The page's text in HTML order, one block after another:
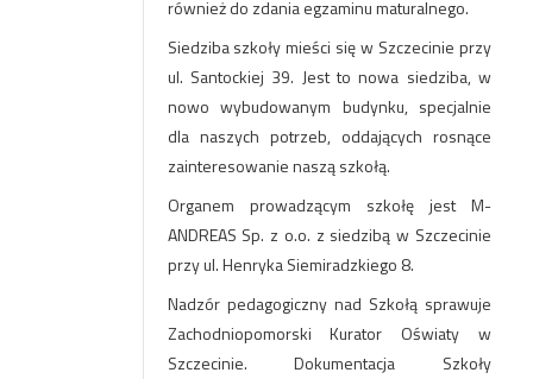
również do zdania egzaminu maturalnego.
Siedziba szkoły mieści się w Szczecinie przy
ul. Santockiej 39. Jest to nowa siedziba, w
nowo wybudowanym budynku, specjalnie
dla naszych potrzeb, oddających rosnące
zainteresowanie naszą szkołą.
Organem prowadzącym szkołę jest M-
ANDREAS Sp. z o.o. z siedzibą w Szczecinie
przy ul. Henryka Siemiradzkiego 8.
Nadzór pedagogiczny nad Szkołą sprawuje
Zachodniopomorski Kurator Oświaty w
Szczecinie. Dokumentacja Szkoły